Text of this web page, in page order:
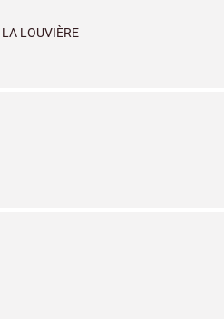
LA LOUVIÈRE